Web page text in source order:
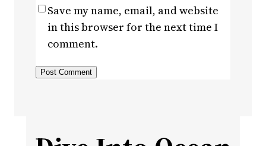
Save my name, email, and website
in this browser for the next time I
comment.